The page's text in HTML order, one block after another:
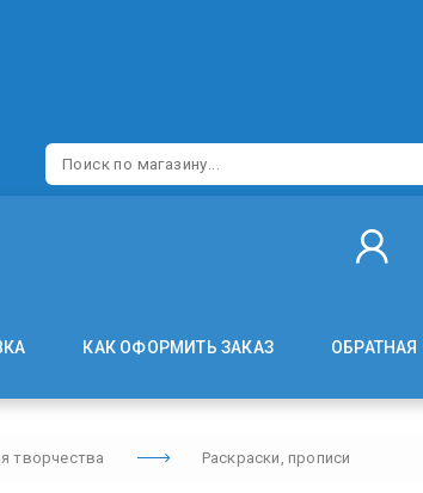
КАК ОФОРМИТЬ ЗАКАЗ ОБРАТНАЯ
творчества Раскраски, прописи